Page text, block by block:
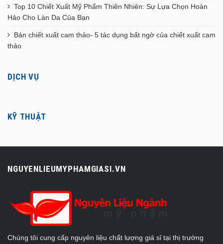
Top 10 Chiết Xuất Mỹ Phẩm Thiên Nhiên: Sự Lựa Chọn Hoàn
Hảo Cho Làn Da Của Bạn
Bán chiết xuất cam thảo- 5 tác dụng bất ngờ của chiết xuất cam
thảo
DỊCH VỤ
KỸ THUẬT
NGUYENLIEUMYPHAMGIASI.VN
Chúng tôi cung cấp nguyên liệu chất lượng giá sỉ tại thị trường